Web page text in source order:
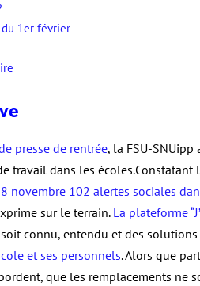
1er février
presse de rentrée, la FSU-
travail dans les écoles.Constatant
novembre 102 alertes sociales
sur le terrain. La plateforme
connu, entendu et des
et ses personnels. Alors que
que les remplacements ne